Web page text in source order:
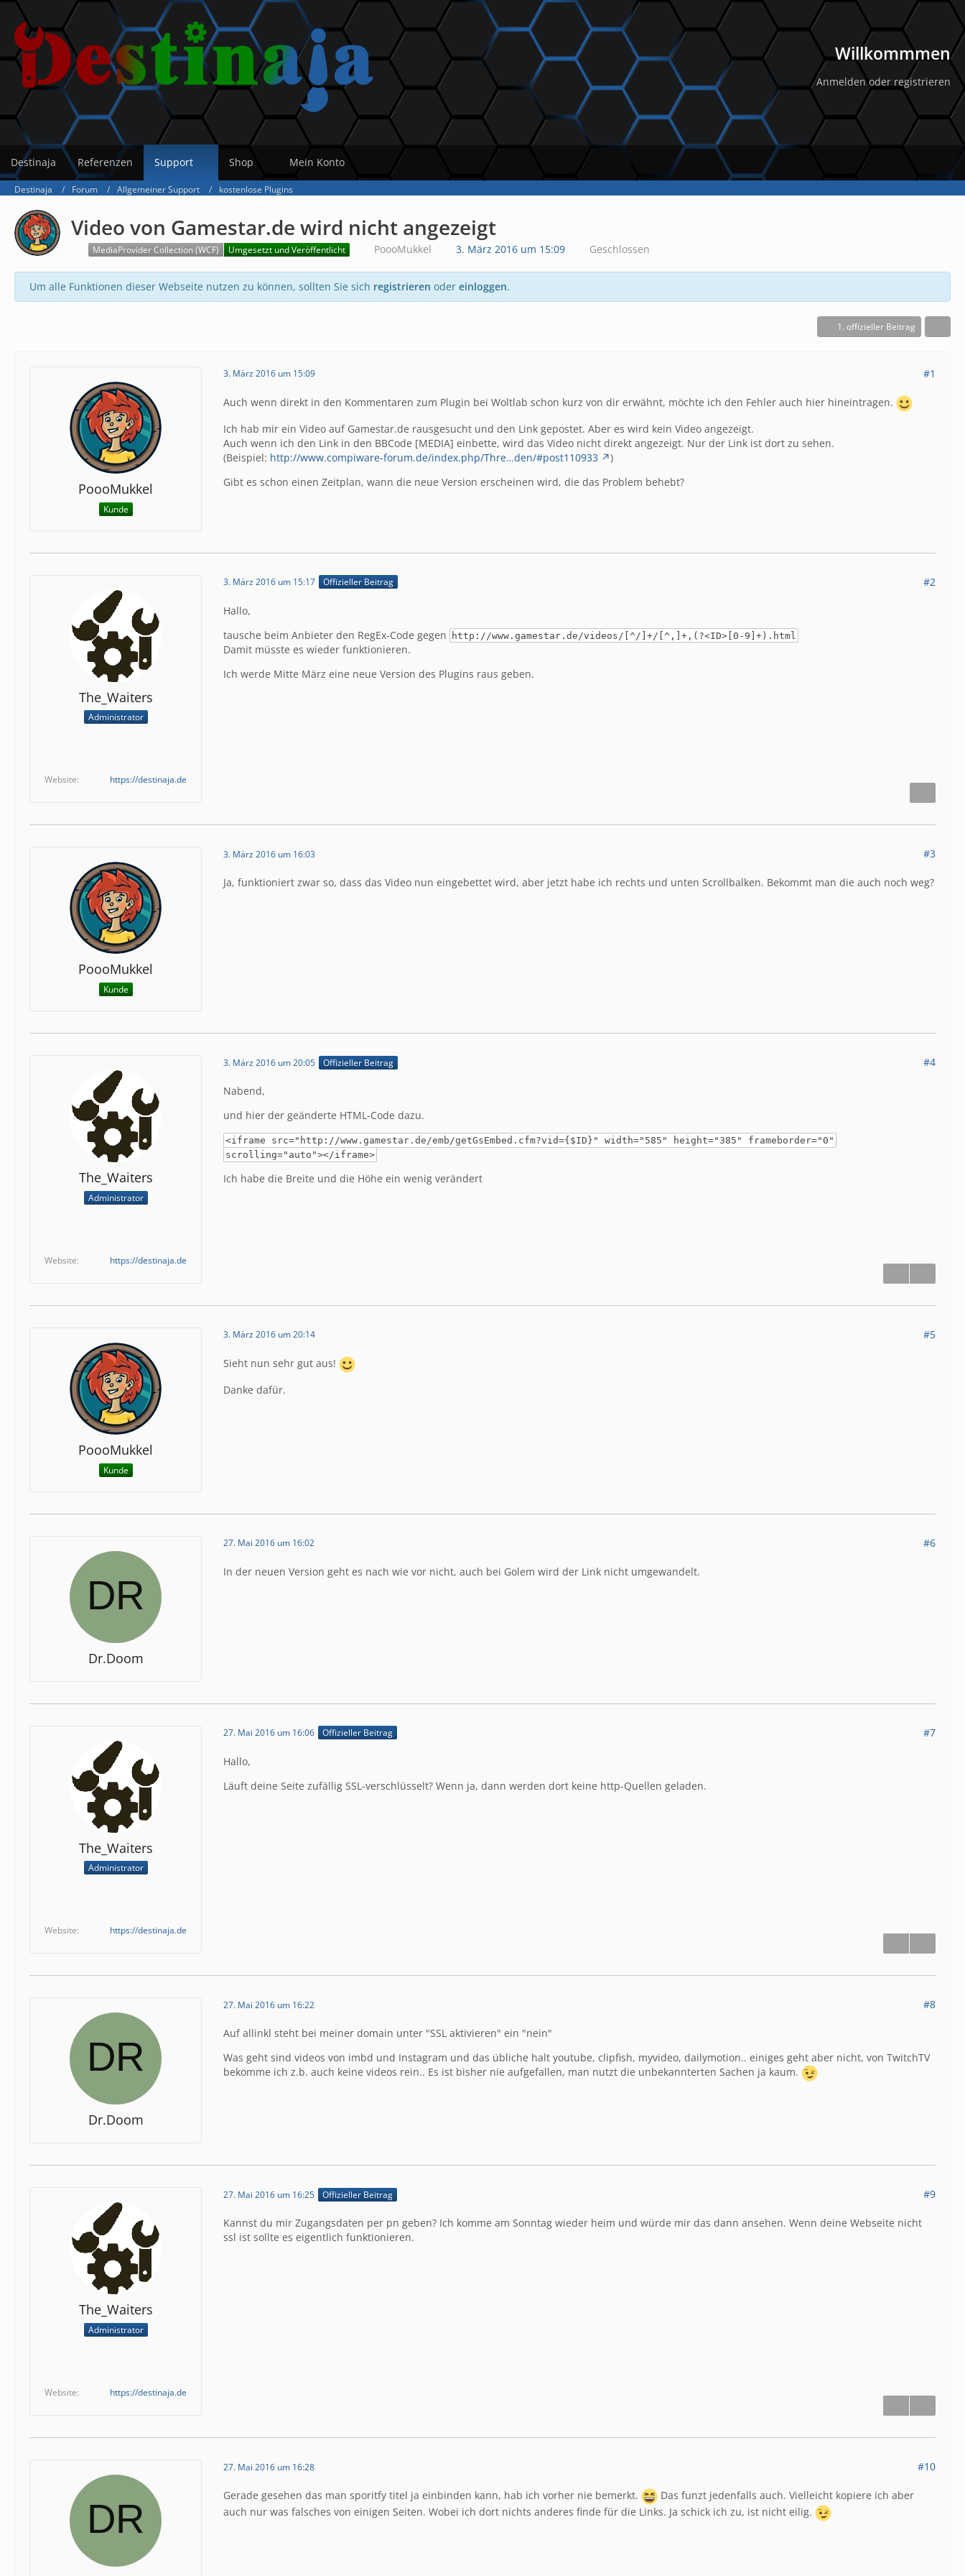
Willkommmen
Anmelden oder registrieren
Destinaja Referenzen Support Shop Mein Konto
Destinaja Forum Allgemeiner Support kostenlose Plugins
Video von Gamestar.de wird nicht angezeigt
MediaProvider Collection (WCF) Umgesetzt und Veröffentlicht PoooMukkel 3. März 2016 um 15:09 Geschlossen
Um alle Funktionen dieser Webseite nutzen zu können, sollten Sie sich registrieren oder einloggen.
1. offizieller Beitrag
PoooMukkel
Kunde
3. März 2016 um 15:09 #1
Auch wenn direkt in den Kommentaren zum Plugin bei Woltlab schon kurz von dir erwähnt, möchte ich den Fehler auch hier hineintragen.
Ich hab mir ein Video auf Gamestar.de rausgesucht und den Link gepostet. Aber es wird kein Video angezeigt.
Auch wenn ich den Link in den BBCode [MEDIA] einbette, wird das Video nicht direkt angezeigt. Nur der Link ist dort zu sehen.
(Beispiel: http://www.compiware-forum.de/index.php/Thre…den/#post110933
)
Gibt es schon einen Zeitplan, wann die neue Version erscheinen wird, die das Problem behebt?
The_Waiters
Administrator
Website https://destinaja.de
3. März 2016 um 15:17 Offizieller Beitrag #2
Hallo,
tausche beim Anbieter den RegEx-Code gegen
http://www.gamestar.de/videos/[^/]+/[^,]+,(?<ID>[0-9]+).html
Damit müsste es wieder funktionieren.
Ich werde Mitte März eine neue Version des Plugins raus geben.
PoooMukkel
Kunde
3. März 2016 um 16:03 #3
Ja, funktioniert zwar so, dass das Video nun eingebettet wird, aber jetzt habe ich rechts und unten Scrollbalken. Bekommt man die auch noch weg?
The_Waiters
Administrator
Website https://destinaja.de
3. März 2016 um 20:05 Offizieller Beitrag #4
Nabend,
und hier der geänderte HTML-Code dazu.
<iframe src="http://www.gamestar.de/emb/getGsEmbed.cfm?vid={$ID}" width="585" height="385" frameborder="0"
scrolling="auto"></iframe>
Ich habe die Breite und die Höhe ein wenig verändert
PoooMukkel
Kunde
3. März 2016 um 20:14 #5
Sieht nun sehr gut aus!
Danke dafür.
Dr.Doom
27. Mai 2016 um 16:02 #6
In der neuen Version geht es nach wie vor nicht, auch bei Golem wird der Link nicht umgewandelt.
The_Waiters
Administrator
Website https://destinaja.de
27. Mai 2016 um 16:06 Offizieller Beitrag #7
Hallo,
Läuft deine Seite zufällig SSL-verschlüsselt? Wenn ja, dann werden dort keine http-Quellen geladen.
Dr.Doom
27. Mai 2016 um 16:22 #8
Auf allinkl steht bei meiner domain unter "SSL aktivieren" ein "nein"
Was geht sind videos von imbd und Instagram und das übliche halt youtube, clipfish, myvideo, dailymotion.. einiges geht aber nicht, von TwitchTV
bekomme ich z.b. auch keine videos rein.. Es ist bisher nie aufgefallen, man nutzt die unbekannterten Sachen ja kaum.
The_Waiters
Administrator
Website https://destinaja.de
27. Mai 2016 um 16:25 Offizieller Beitrag #9
Kannst du mir Zugangsdaten per pn geben? Ich komme am Sonntag wieder heim und würde mir das dann ansehen. Wenn deine Webseite nicht
ssl ist sollte es eigentlich funktionieren.
27. Mai 2016 um 16:28 #10
Gerade gesehen das man sporitfy titel ja einbinden kann, hab ich vorher nie bemerkt.
Das funzt jedenfalls auch. Vielleicht kopiere ich aber
auch nur was falsches von einigen Seiten. Wobei ich dort nichts anderes finde für die Links. Ja schick ich zu, ist nicht eilig.